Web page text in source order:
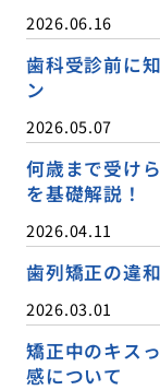
2026.06.16
歯科受診前に
ン
2026.05.07
何歳まで受け
を基礎解説！
2026.04.11
歯列矯正の違
2026.03.01
矯正中のキス
感について